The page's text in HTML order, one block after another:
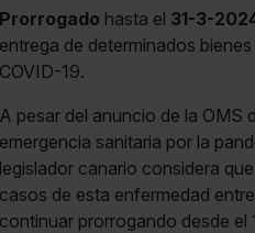
Prorrogado hasta el 31-3-
entrega de determinados
COVID-19.
A pesar del anuncio de la OMS
emergencia sanitaria por la
legislador canario considera
casos de esta enfermedad
continuar prorrogando desde el